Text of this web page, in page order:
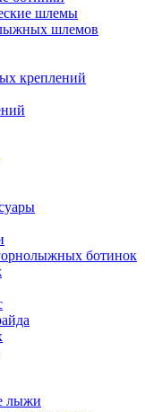
шлемы
шлемов
креплений
ботинок
лыжи